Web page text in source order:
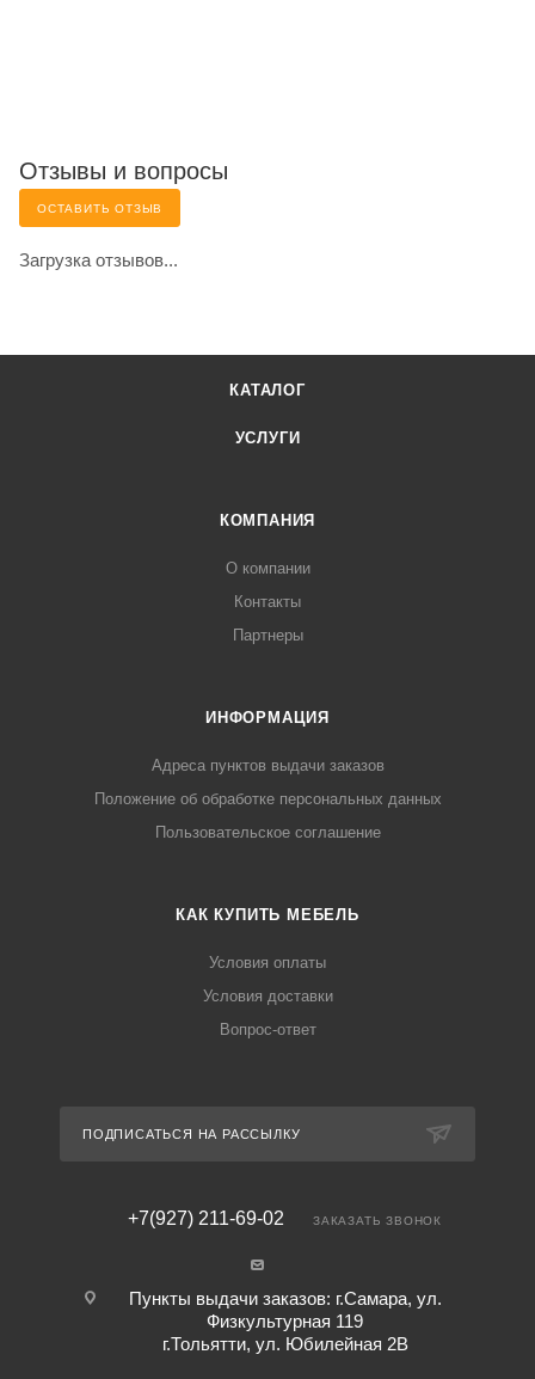
Отзывы и вопросы
ОСТАВИТЬ ОТЗЫВ
Загрузка отзывов...
КАТАЛОГ
УСЛУГИ
КОМПАНИЯ
О компании
Контакты
Партнеры
ИНФОРМАЦИЯ
Адреса пунктов выдачи заказов
Положение об обработке персональных данных
Пользовательское соглашение
КАК КУПИТЬ МЕБЕЛЬ
Условия оплаты
Условия доставки
Вопрос-ответ
ПОДПИСАТЬСЯ НА РАССЫЛКУ
+7(927) 211-69-02 ЗАКАЗАТЬ ЗВОНОК
Пункты выдачи заказов: г.Самара, ул.
Физкультурная 119
г.Тольятти, ул. Юбилейная 2В